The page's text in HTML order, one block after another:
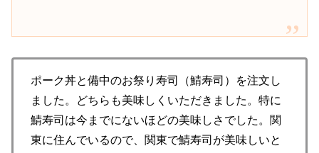
ポーク丼と備中のお祭り寿司（鯖寿司）を注文し
ました。どちらも美味しくいただきました。特に
鯖寿司は今までにないほどの美味しさでした。関
東に住んでいるので、関東で鯖寿司が美味しいと